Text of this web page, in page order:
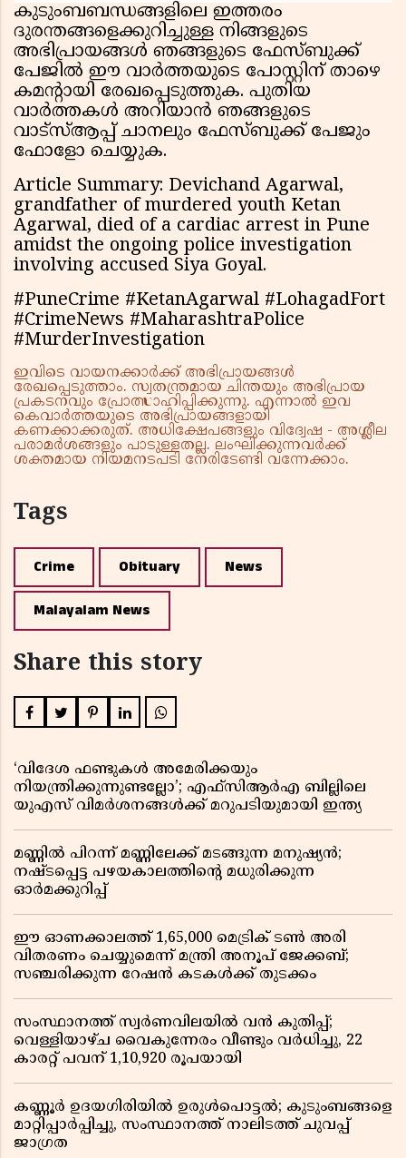
കുടുംബബന്ധങ്ങളിലെ ഇത്തരം
ദുരന്തങ്ങളെക്കുറിച്ചുള്ള നിങ്ങളുടെ
അഭിപ്രായങ്ങൾ ഞങ്ങളുടെ ഫേസ്ബുക്ക്
പേജിൽ ഈ വാർത്തയുടെ പോസ്റ്റിന് താഴെ
കമന്റായി രേഖപ്പെടുത്തുക. പുതിയ
വാർത്തകൾ അറിയാൻ ഞങ്ങളുടെ
വാട്സ്ആപ്പ് ചാനലും ഫേസ്ബുക്ക് പേജും
ഫോളോ ചെയ്യുക.
Article Summary: Devichand Agarwal,
grandfather of murdered youth Ketan
Agarwal, died of a cardiac arrest in Pune
amidst the ongoing police investigation
involving accused Siya Goyal.
#PuneCrime #KetanAgarwal #LohagadFort
#CrimeNews #MaharashtraPolice
#MurderInvestigation
ഇവിടെ വായനക്കാർക്ക് അഭിപ്രായങ്ങൾ
രേഖപ്പെടുത്താം. സ്വതന്ത്രമായ ചിന്തയും അഭിപ്രായ
പ്രകടനവും പ്രോത്സാഹിപ്പിക്കുന്നു. എന്നാൽ ഇവ
കെവാർത്തയുടെ അഭിപ്രായങ്ങളായി
കണക്കാക്കരുത്. അധിക്ഷേപങ്ങളും വിദ്വേഷ - അശ്ലീല
പരാമർശങ്ങളും പാടുള്ളതല്ല. ലംഘിക്കുന്നവർക്ക്
ശക്തമായ നിയമനടപടി നേരിടേണ്ടി വന്നേക്കാം.
Tags
Crime Obituary News
Malayalam News
Share this story
‘വിദേശ ഫണ്ടുകൾ അമേരിക്കയും
നിയന്ത്രിക്കുന്നുണ്ടല്ലോ’; എഫ്സിആർഎ ബില്ലിലെ
യുഎസ് വിമർശനങ്ങൾക്ക് മറുപടിയുമായി ഇന്ത്യ
മണ്ണിൽ പിറന്ന് മണ്ണിലേക്ക് മടങ്ങുന്ന മനുഷ്യൻ;
നഷ്ടപ്പെട്ട പഴയകാലത്തിൻ്റെ മധുരിക്കുന്ന
ഓർമക്കുറിപ്പ്
ഈ ഓണക്കാലത്ത് 1,65,000 മെട്രിക് ടൺ അരി
വിതരണം ചെയ്യുമെന്ന് മന്ത്രി അനൂപ് ജേക്കബ്;
സഞ്ചരിക്കുന്ന റേഷൻ കടകൾക്ക് തുടക്കം
സംസ്ഥാനത്ത് സ്വർണവിലയിൽ വൻ കുതിപ്പ്;
വെള്ളിയാഴ്ച വൈകുന്നേരം വീണ്ടും വർധിച്ചു, 22
കാരറ്റ് പവന് 1,10,920 രൂപയായി
കണ്ണൂർ ഉദയഗിരിയിൽ ഉരുൾപൊട്ടൽ; കുടുംബങ്ങളെ
മാറ്റിപ്പാർപ്പിച്ചു, സംസ്ഥാനത്ത് നാലിടത്ത് ചുവപ്പ്
ജാഗ്രത